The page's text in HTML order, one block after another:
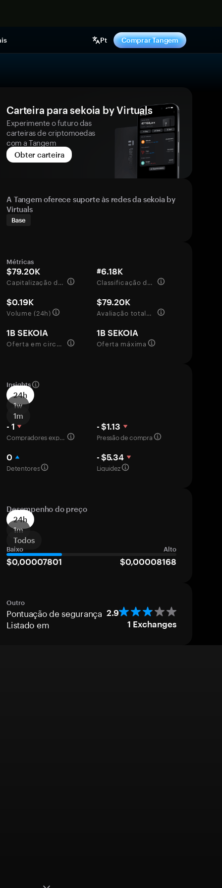
Pt Comprar Tangem
Carteira para sekoia by Virtuals
Experimente o futuro das
carteiras de criptomoedas
com a Tangem
Obter carteira
A Tangem oferece suporte às redes da sekoia by
Virtuals
Base
Métricas
$79.20K
Capitalização de mercado
#6.18K
Classificação de mercado
$0.19K
Volume (24h)
$79.20K
Avaliação totalmente diluída
1B SEKOIA
Oferta em circulação
1B SEKOIA
Oferta máxima
Insights
24h
1w
1m
- 1
Compradores experientes
- $1.13
Pressão de compra
0
Detentores
- $5.34
Liquidez
Desempenho do preço
24h
1m
Todos
Baixo Alto
$0,00007801 $0,00008168
Outro
Pontuação de segurança 2.9
Listado em 1 Exchanges